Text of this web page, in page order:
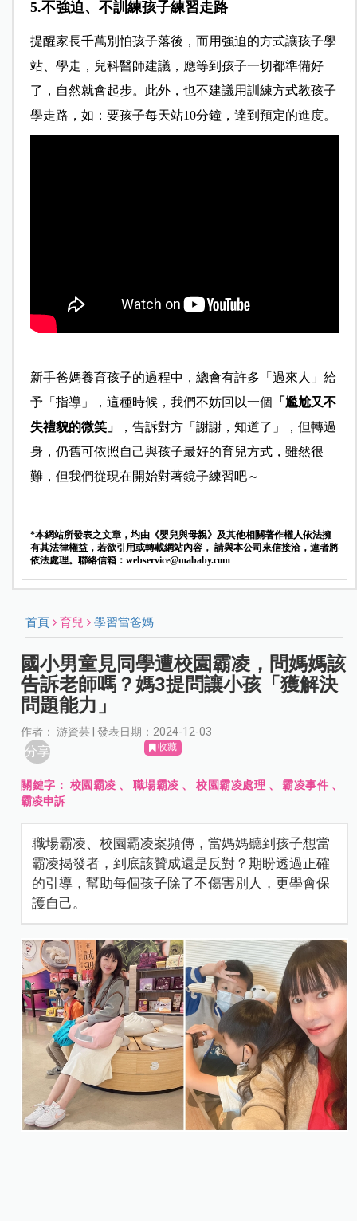
5.不強迫、不訓練孩子練習走路
提醒家長千萬別怕孩子落後，而用強迫的方式讓孩子學
站、學走，兒科醫師建議，應等到孩子一切都準備好
了，自然就會起步。此外，也不建議用訓練方式教孩子
學走路，如：要孩子每天站10分鐘，達到預定的進度。
新手爸媽養育孩子的過程中，總會有許多「過來人」給
予「指導」，這種時候，我們不妨回以一個 「尷尬又不
失禮貌的微笑」
，告訴對方「謝謝，知道了」，但轉過
身，仍舊可依照自己與孩子最好的育兒方式，雖然很
難，但我們從現在開始對著鏡子練習吧～
*本網站所發表之文章，均由《嬰兒與母親》及其他相關著作權人依法擁
有其法律權益，若欲引用或轉載網站內容， 請與本公司來信接洽，違者將
依法處理。聯絡信箱： webservice@mababy.com
首頁 育兒 學習當爸媽
國小男童見同學遭校園霸凌，問媽媽該
告訴老師嗎？媽3提問讓小孩「獲解決
問題能力」
作者： 游資芸 | 發表日期：2024-12-03
分享 收藏
關鍵字： 校園霸凌 、 職場霸凌 、校園霸凌處理 、霸凌事件 、
霸凌申訴
職場霸凌、校園霸凌案頻傳，當媽媽聽到孩子想當
霸凌揭發者，到底該贊成還是反對？期盼透過正確
的引導，幫助每個孩子除了不傷害別人，更學會保
護自己。